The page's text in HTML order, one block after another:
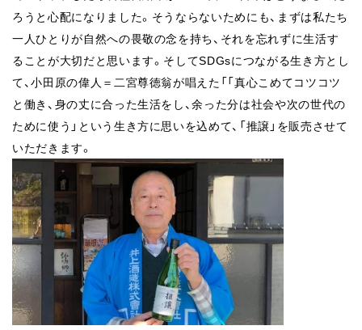
ろうと心配になりました。そうならないためにも、まずは私たち
一人ひとりが自然への畏敬の念を持ち、それを忘れずに生活す
ることが大切だと思います。 そしてSDGsにつながる生き方とし
て、小田原の偉人＝二宮尊徳翁が唱えた「「真心こめてコツコツ
と働き、身の丈に合った生活をし、余った分は社会や次の世代の
ために使う」という生き方に思いを込めて、「推譲」を販売させて
いただきます。